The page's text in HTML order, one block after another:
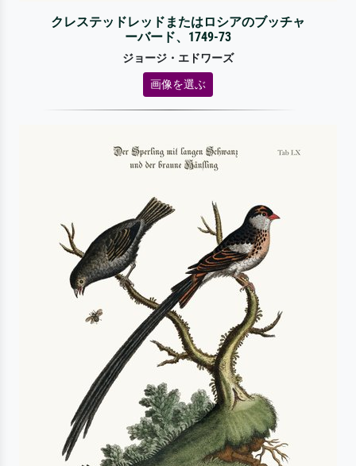
クレステッドレッドまたはロシアのブッチャ
ーバード、1749-73
ジョージ・エドワーズ
画像を選ぶ